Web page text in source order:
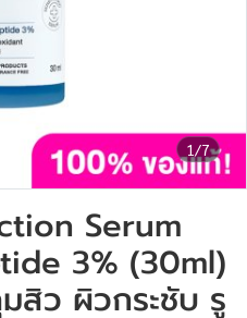
1/7
Serum
3% (30ml)
สิว ผิวกระชับ รู